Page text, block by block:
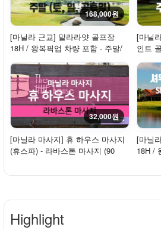
168,000원
[마닐라 근교] 말라라얏 골프장
18H / 왕복픽업 차량 포함 - 주말/
휴일
[마닐
인트
포함
32,000원
[마닐라 마사지] 휴 하우스 마사지
(휴스파) - 라바스톤 마사지 (90
[마닐
18H /
Highlight